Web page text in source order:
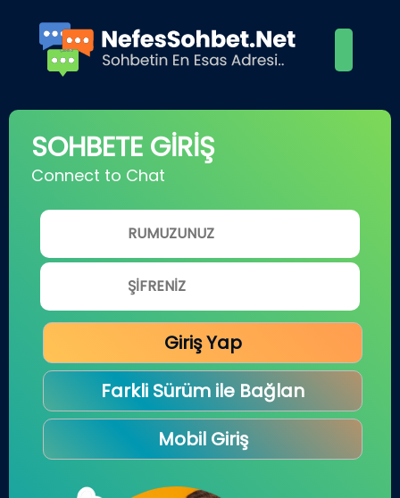
SOHBETE GİRİŞ
Connect to Chat
Giriş Yap
Farkli Sürüm ile Bağlan
Mobil Giriş